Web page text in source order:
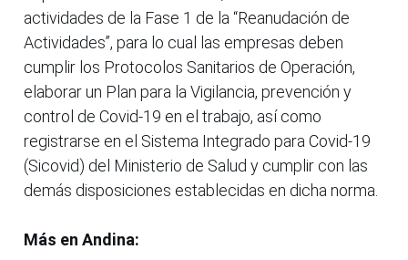
actividades de la Fase 1 de la “Reanudación de
Actividades”, para lo cual las empresas deben
cumplir los Protocolos Sanitarios de Operación,
elaborar un Plan para la Vigilancia, prevención y
control de Covid-19 en el trabajo, así como
registrarse en el Sistema Integrado para Covid-19
(Sicovid) del Ministerio de Salud y cumplir con las
demás disposiciones establecidas en dicha norma.
Más en Andina: